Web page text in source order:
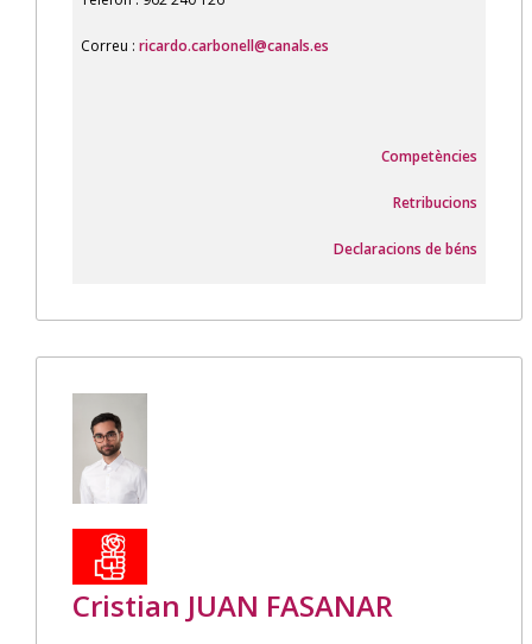
Correu : ricardo.carbonell@canals.es
Competències
Retribucions
Declaracions de béns
Cristian JUAN FASANAR